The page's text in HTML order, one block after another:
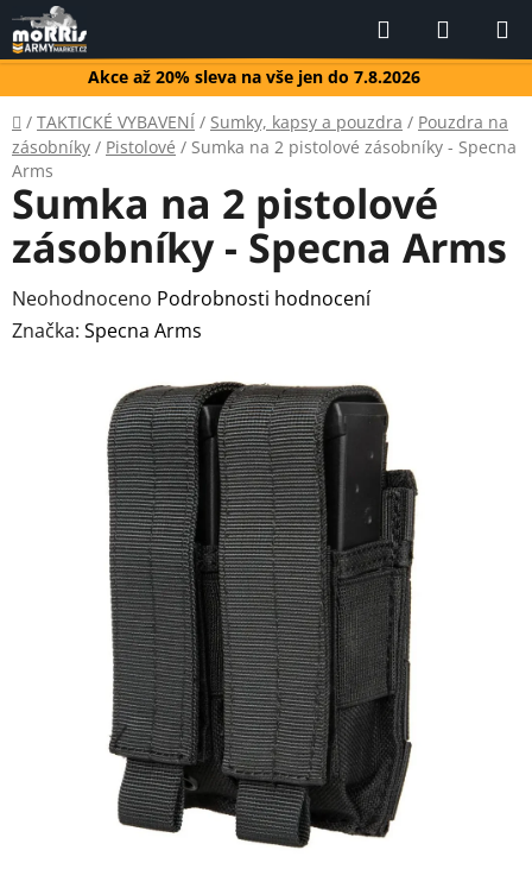
Přejít
na
obsah
Akce až 20% sleva na vše jen do 7.8.2026
Hledat
KOŠÍK
Domů
/ TAKTICKÉ VYBAVENÍ / Sumky, kapsy a pouzdra / Pouzdra na
zásobníky / Pistolové / Sumka na 2 pistolové zásobníky - Specna
Arms
Sumka na 2 pistolové
zásobníky - Specna Arms
Průměrné
hodnocení
Neohodnoceno Podrobnosti hodnocení
Značka: Specna Arms